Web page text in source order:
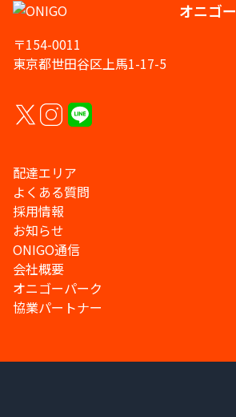
オニゴー
〒154-0011
東京都世田谷区上馬1-17-5
配達エリア
よくある質問
採用情報
お知らせ
ONIGO通信
会社概要
オニゴーパーク
協業パートナー